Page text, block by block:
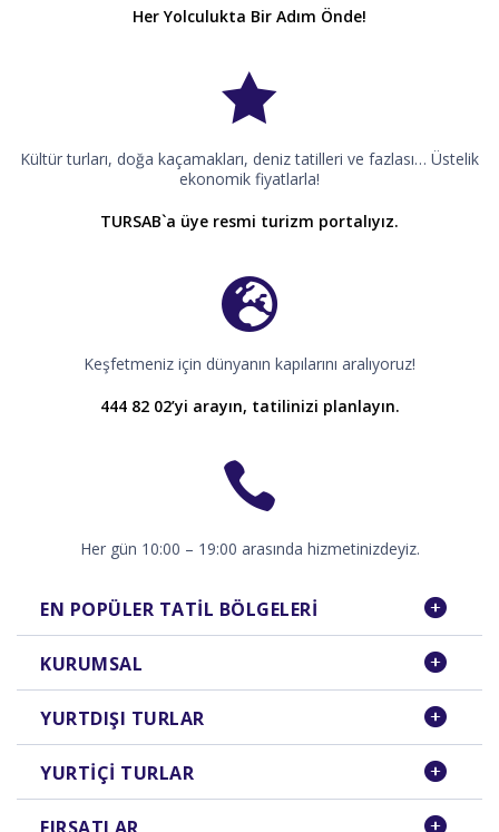
Her Yolculukta Bir Adım Önde!
Kültür turları, doğa kaçamakları, deniz tatilleri ve fazlası… Üstelik
ekonomik fiyatlarla!
TURSAB`a üye resmi turizm portalıyız.
Keşfetmeniz için dünyanın kapılarını aralıyoruz!
444 82 02’yi arayın, tatilinizi planlayın.
Her gün 10:00 – 19:00 arasında hizmetinizdeyiz.
EN POPÜLER TATIL BÖLGELERI
KURUMSAL
YURTDIŞI TURLAR
YURTIÇI TURLAR